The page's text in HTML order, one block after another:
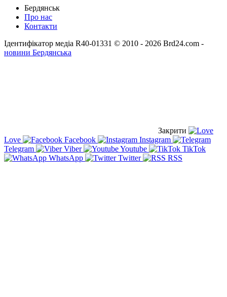
Бердянськ
Про нас
Контакти
Ідентифікатор медіа R40-01331 © 2010 - 2026 Brd24.com -
новини Бердянська
Закрити
Love
Facebook
Instagram
Telegram
Viber Youtube
TikTok
WhatsApp
Twitter RSS